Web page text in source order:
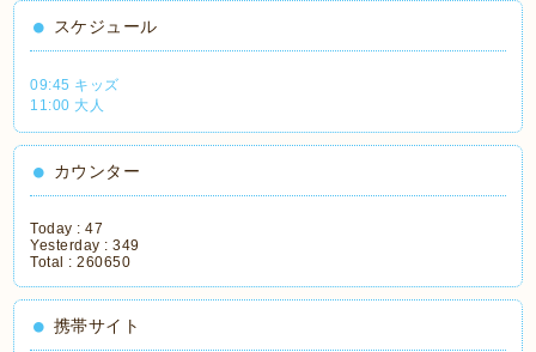
スケジュール
09:45 キッズ
11:00 大人
カウンター
Today :47
Yesterday :349
Total :260650
携帯サイト